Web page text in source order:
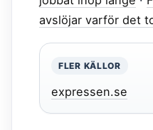
avslöjar varför det
FLER KÄLLOR
expressen.se